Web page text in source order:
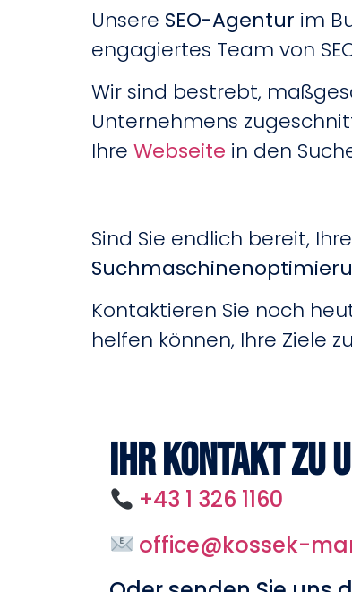
Unsere SEO-Agentur im
engagiertes Team von
Wir sind bestrebt,
Unternehmens
Ihre Webseite in den
Sind Sie endlich bereit,
Kontaktieren Sie noch
helfen können, Ihre Ziele
Ihr Kontakt zu
+43 1 326 1160
office@kossek-